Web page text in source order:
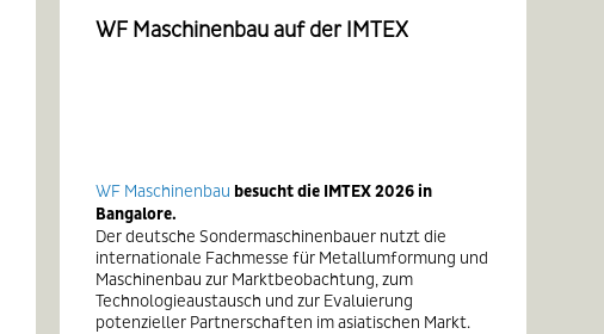
WF Maschinenbau auf der IMTEX
WF Maschinenbau besucht die IMTEX 2026 in
Bangalore.
Der deutsche Sondermaschinenbauer nutzt die
internationale Fachmesse für Metallumformung und
Maschinenbau zur Marktbeobachtung, zum
Technologieaustausch und zur Evaluierung
potenzieller Partnerschaften im asiatischen Markt.